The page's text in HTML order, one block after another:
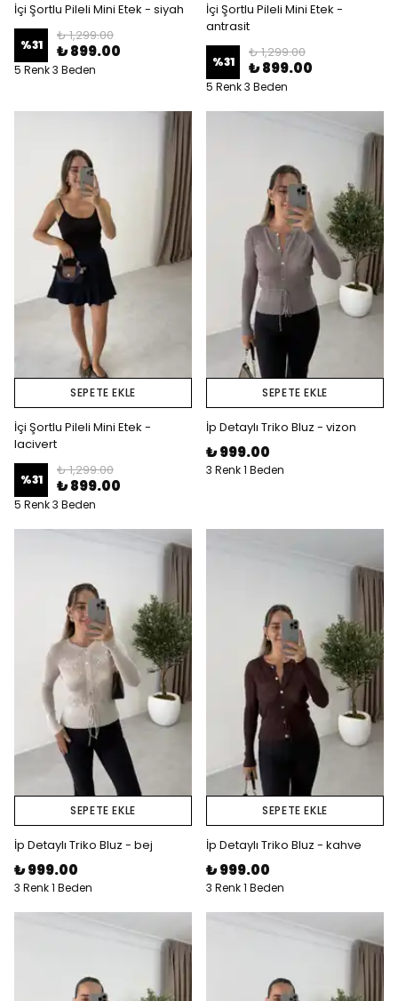
İçi Şortlu Pileli Mini Etek - siyah
%31
₺ 1,299.00
₺ 899.00
5 Renk 3 Beden
İçi Şortlu Pileli Mini Etek -
antrasit
%31
₺ 1,299.00
₺ 899.00
5 Renk 3 Beden
SEPETE EKLE
İçi Şortlu Pileli Mini Etek -
lacivert
%31
₺ 1,299.00
₺ 899.00
5 Renk 3 Beden
SEPETE EKLE
İp Detaylı Triko Bluz - vizon
₺ 999.00
3 Renk 1 Beden
SEPETE EKLE
İp Detaylı Triko Bluz - bej
₺ 999.00
3 Renk 1 Beden
SEPETE EKLE
İp Detaylı Triko Bluz - kahve
₺ 999.00
3 Renk 1 Beden